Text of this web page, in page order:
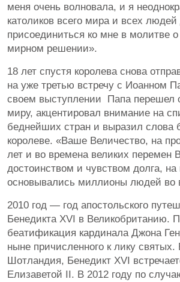
меня очень волновала, и я
католиков всего мира и всех
присоединиться ко мне в молитве
мирном решении».
18 лет спустя королева снова
на уже третью встречу с Иоанном
своем выступлении Папа перешел
миру, акцентировал внимание на
беднейших стран и выразил слова
королеве. «Ваше Величество, на
лет и во времена великих перемен
достоинством и чувством долга, на
основывались миллионы людей во
2010 год — год апостольского
Бенедикта XVI в Великобританию.
беатификация кардинала Джона
ныне причисленного к лику святых.
Шотландия, Бенедикт XVI
Елизаветой II. В 2012 году по